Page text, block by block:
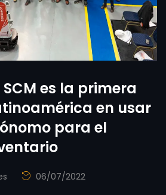
es la primera
en usar
para el
06/07/2022